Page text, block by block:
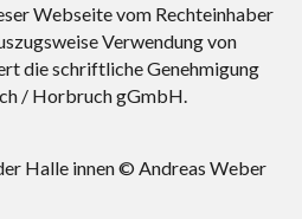
Webseite vom Rechteinhaber
Verwendung von
die schriftliche Genehmigung
/ Horbruch gGmbH.
Halle innen © Andreas Weber